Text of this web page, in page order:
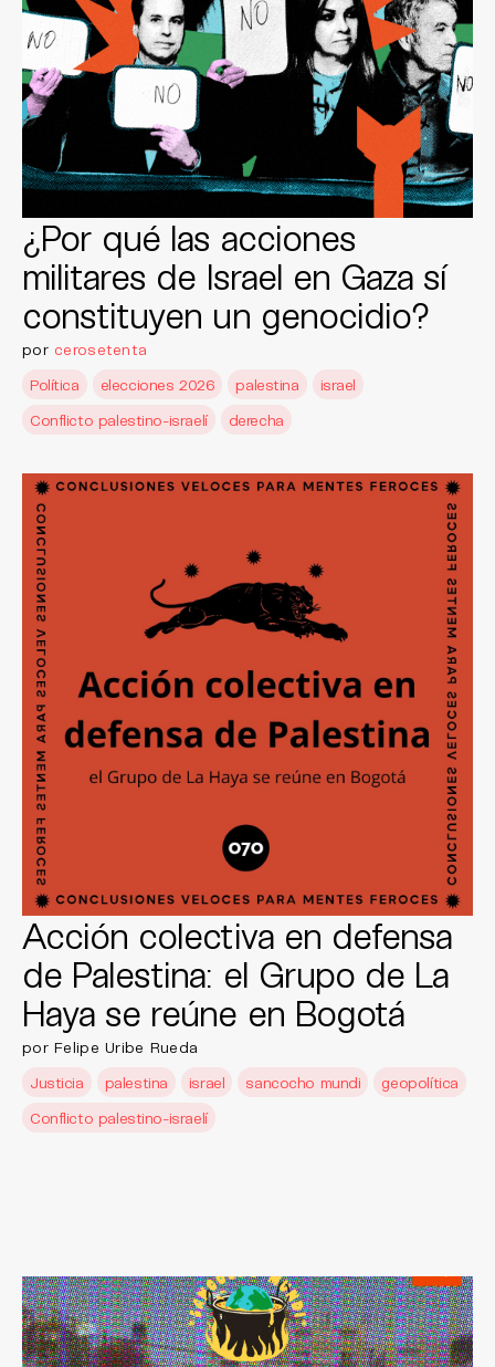
¿Por qué las acciones
militares de Israel en Gaza sí
constituyen un genocidio?
por cerosetenta
Política
elecciones 2026 palestina
israel
Conflicto palestino-israelí
derecha
Acción colectiva en defensa
de Palestina: el Grupo de La
Haya se reúne en Bogotá
por Felipe Uribe Rueda
Justicia
palestina israel sancocho mundi
geopolítica
Conflicto palestino-israelí